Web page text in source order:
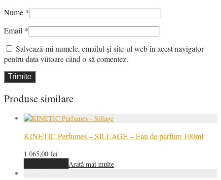
Nume *
Email *
Salvează-mi numele, emailul și site-ul web în acest navigator
pentru data viitoare când o să comentez.
Produse similare
KINETIC Perfumes – SILLAGE – Eau de parfum 100ml
1.065,00 lei
Arată mai multe